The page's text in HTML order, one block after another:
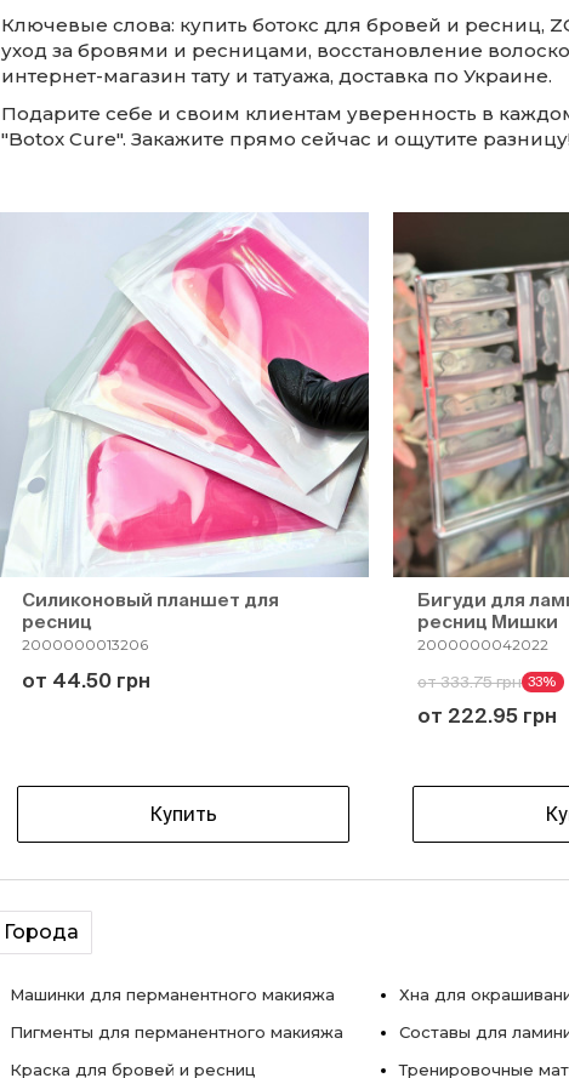
Ключевые слова: купить ботокс для бровей и ресниц,
уход за бровями и ресницами, восстановление
интернет-магазин тату и татуажа, доставка по Украине.
Подарите себе и своим клиентам уверенность в
"Botox Cure". Закажите прямо сейчас и ощутите
Силиконовый планшет для
ресниц
2000000013206
от 44.50 грн
Купить
Бигуди для
ресниц Мишки
2000000042022
от 333.75 грн 33%
от 222.95 грн
Города
Машинки для перманентного макияжа
Пигменты для перманентного макияжа
Краска для бровей и ресниц
Хна для
Составы для
Тренировочные